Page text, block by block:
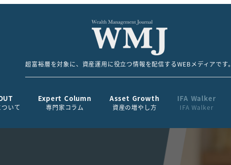
超富裕層を対象に、資産運用に役立つ情報を配信するWEBメディアです。
いて
Expert Column
専門家コラム
Asset Growth
資産の増やし方
IFA Walker
IFA Walker